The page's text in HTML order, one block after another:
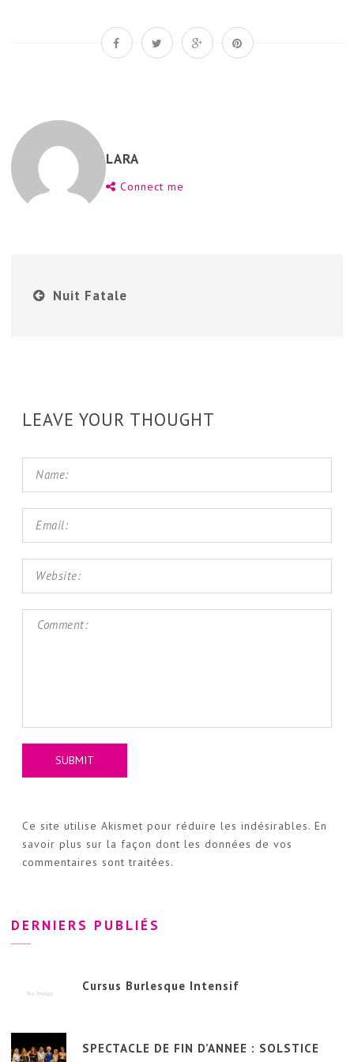
LARA
Connect me
Nuit Fatale
LEAVE YOUR THOUGHT
Ce site utilise Akismet pour réduire les indésirables. En
savoir plus sur la façon dont les données de vos
commentaires sont traitées.
DERNIERS PUBLIÉS
Cursus Burlesque Intensif
SPECTACLE DE FIN D’ANNEE : SOLSTICE